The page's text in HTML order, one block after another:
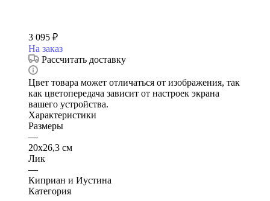
3 095 ₽
На заказ
Рассчитать доставку
Цвет товара может отличаться от изображения, так
как цветопередача зависит от настроек экрана
вашего устройства.
Характеристики
Размеры
—
20х26,3 см
Лик
—
Киприан и Иустина
Категория